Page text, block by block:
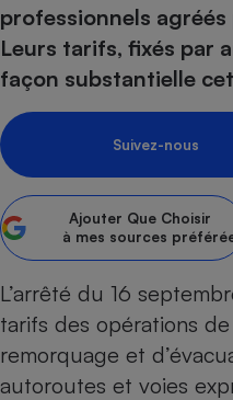
professionnels
Leurs tarifs, fixés par
façon substantielle
Suivez-nous
Ajouter Que Choisir
à mes sources
L’arrêté du 16
tarifs des opérations
remorquage et
autoroutes et voies
Choisir son fioul
Choisir son pellet
Comparateur
Energie Moins Chère
Tous les comparateurs
Toutes les cartes